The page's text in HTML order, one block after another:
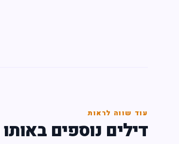
עוד שווה לראות
דילים נוספים